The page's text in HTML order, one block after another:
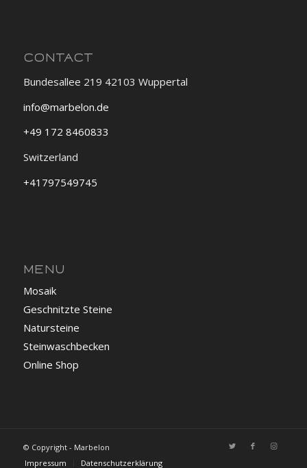
CONTACT
Bundesallee 219 42103 Wuppertal
info@marbelon.de
+49 172 8460833
Switzerland
+41797549745
MENU
Mosaik
Geschnitzte Steine
Natursteine
Steinwaschbecken
Online Shop
© Copyright - Marbelon
Impressum
Datenschutzerklärung